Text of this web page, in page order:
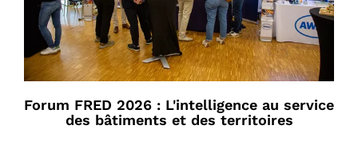
Forum FRED 2026 : L'intelligence au service
des bâtiments et des territoires